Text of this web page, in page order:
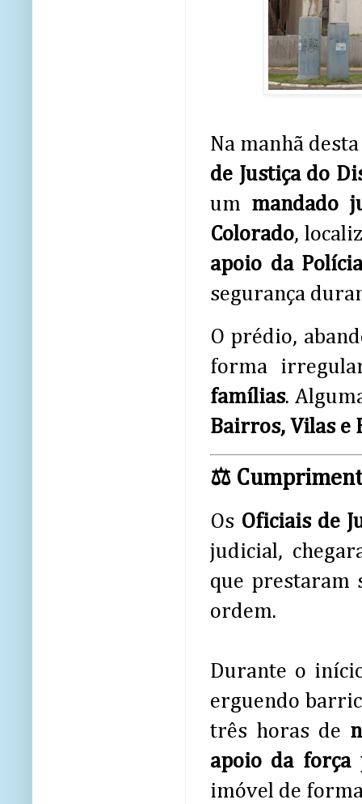
Na manhã
de Justiça do
um mandado
Colorado,
apoio da
segurança
O prédio,
forma
famílias.
Bairros, Vilas e
⚖️
Os Oficiais de
judicial,
que prestaram
ordem.
Durante o
erguendo
três horas de
apoio da força
imóvel de